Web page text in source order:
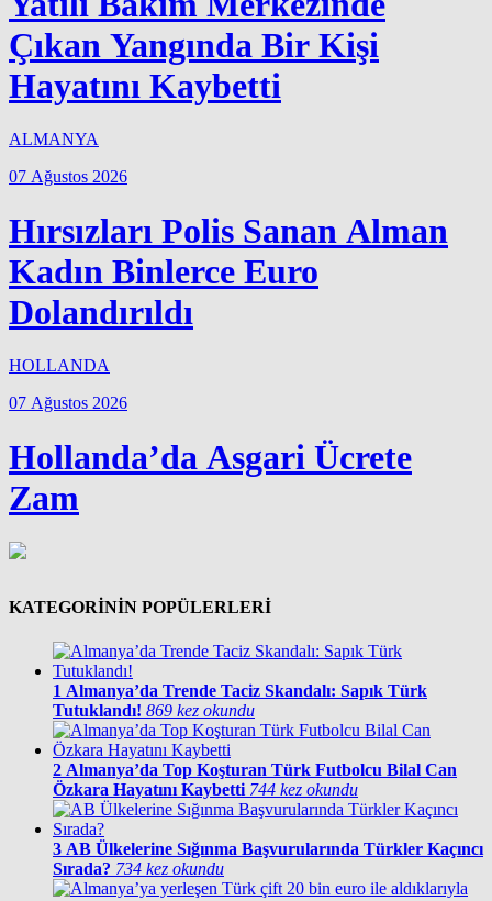
Çıkan Yangında Bir Kişi
Hayatını Kaybetti
ALMANYA
07 Ağustos 2026
Hırsızları Polis Sanan Alman
Kadın Binlerce Euro
Dolandırıldı
HOLLANDA
07 Ağustos 2026
Hollanda’da Asgari Ücrete
Zam
KATEGORİNİN POPÜLERLERİ
1 Almanya’da Trende Taciz Skandalı: Sapık Türk
Tutuklandı! 869 kez okundu
2 Almanya’da Top Koşturan Türk Futbolcu Bilal Can
Özkara Hayatını Kaybetti 744 kez okundu
3 AB Ülkelerine Sığınma Başvurularında Türkler Kaçıncı
Sırada? 734 kez okundu